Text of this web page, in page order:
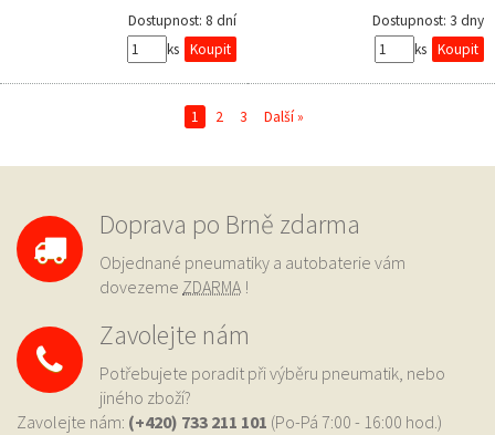
Dostupnost: 8 dní
ks
Dostupnost: 3 dny
ks
1 2 3 Další »
Doprava po Brně zdarma
Objednané pneumatiky a autobaterie vám
dovezeme ZDARMA !
Zavolejte nám
Potřebujete poradit při výběru pneumatik, nebo
jiného zboží?
Zavolejte nám: (+420) 733 211 101 (Po-Pá 7:00 - 16:00 hod.)